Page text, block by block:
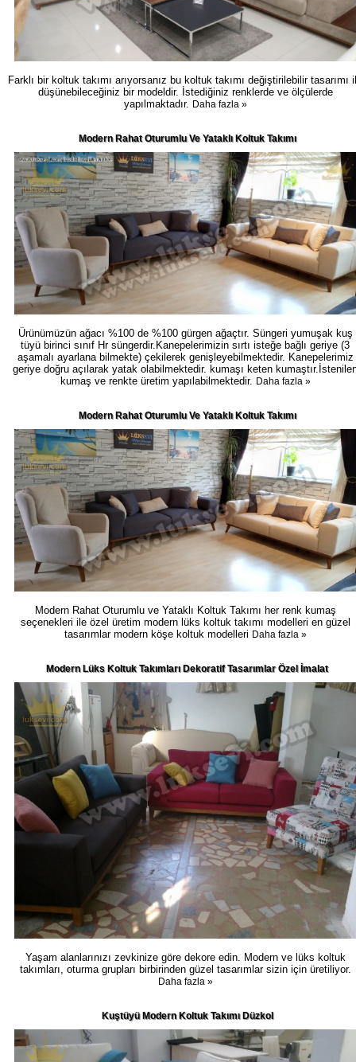
Farklı bir koltuk takımı arıyorsanız bu koltuk takımı değiştirilebilir tasarımı
düşünebileceğiniz bir modeldir. İstediğiniz renklerde ve ölçülerde
yapılmaktadır. Daha fazla »
Modern Rahat Oturumlu Ve Yataklı Koltuk Takımı
Ürünümüzün ağacı %100 de %100 gürgen ağaçtır. Süngeri yumuşak kuş
tüyü birinci sınıf Hr süngerdir.Kanepelerimizin sırtı isteğe bağlı geriye (3
aşamalı ayarlana bilmekte) çekilerek genişleyebilmektedir. Kanepelerimiz
geriye doğru açılarak yatak olabilmektedir. kumaşı keten
kumaş ve renkte üretim yapılabilmektedir. Daha fazla »
Modern Rahat Oturumlu Ve Yataklı Koltuk Takımı
Modern Rahat Oturumlu ve Yataklı Koltuk Takımı her renk kumaş
seçenekleri ile özel üretim modern lüks koltuk takımı modelleri en güzel
tasarımlar modern köşe koltuk modelleri Daha fazla »
Modern Lüks Koltuk Takımları Dekoratif Tasarımlar Özel İmalat
Yaşam alanlarınızı zevkinize göre dekore edin. Modern ve lüks koltuk
takımları, oturma grupları birbirinden güzel tasarımlar sizin için üretiliyor.
Daha fazla »
Kuştüyü Modern Koltuk Takımı Düzkol